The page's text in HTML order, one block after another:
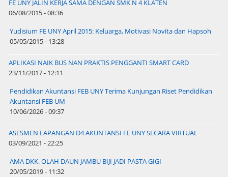
FE UNY JALIN KERJA SAMA DENGAN SMK N 4 KLATEN
06/08/2015 - 08:36
Yudisium FE UNY April 2015: Keluarga, Motivasi Novita dan Hapsoh
05/05/2015 - 13:28
APLIKASI NAIK BUS NAN PRAKTIS PENGGANTI SMART CARD
23/11/2017 - 12:11
Pendidikan Akuntansi FEB UNY Terima Kunjungan Riset Pendidikan
Akuntansi FEB UM
10/06/2026 - 09:37
ASESMEN LAPANGAN D4 AKUNTANSI FE UNY SECARA VIRTUAL
03/09/2021 - 22:25
AMA DKK. OLAH DAUN JAMBU BIJI JADI PASTA GIGI
20/05/2019 - 11:32